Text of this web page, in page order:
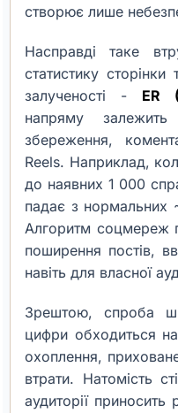
створює лише
Насправді таке
статистику
залученості - ER
напряму
збереження,
Reels. Наприклад,
до наявних 1 000
падає з нормальних
Алгоритм соцмереж
поширення постів,
навіть для власної
Зрештою, спроба
цифри обходиться
охоплення,
втрати. Натомість
аудиторії приносить